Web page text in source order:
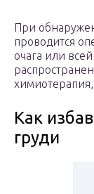
При
проводится
очага или
Как
груди